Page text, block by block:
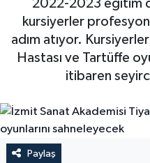
2022-2023 eğitim
kursiyerler
adım atıyor.
Hastası ve Tartüffe
itibaren
Paylaş
Haber Arşivi